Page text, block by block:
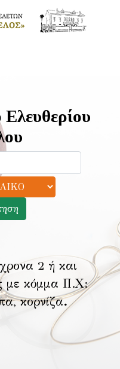
2 ή και
με κόμμα Π.Χ:
κορνίζα.